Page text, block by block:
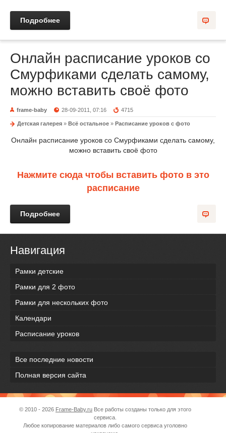
Подробнее
Онлайн расписание уроков со
Смурфиками сделать самому,
можно вставить своё фото
frame-baby 28-09-2011, 07:16 4715
Детская галерея » Всё остальное » Расписание уроков с фото
Онлайн расписание уроков со Смурфиками сделать самому,
можно вставить своё фото
Нажмите сюда чтобы вставить фото в это
расписание
Подробнее
Навигация
Рамки детские
Рамки для 2 фото
Рамки для нескольких фото
Календари
Расписание уроков
Все последние новости
Полная версия сайта
© 2010 - 2026 Frame-Baby.ru Все работы созданы только для этого
сервиса.
Любое копирование материалов либо самого сервиса уголовно